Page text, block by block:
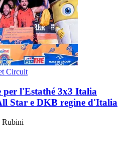
Circuit
per l'Estathé 3x3 Italia
Star e DKB regine d'Italia
Rubini